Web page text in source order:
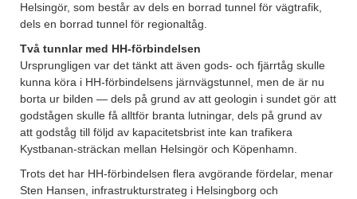
Helsingör, som består av dels en borrad tunnel för vägtrafik,
dels en borrad tunnel för regionaltåg.
Två tunnlar med HH-förbindelsen
Ursprungligen var det tänkt att även gods- och fjärrtåg skulle
kunna köra i HH-förbindelsens järnvägstunnel, men de är nu
borta ur bilden — dels på grund av att geologin i sundet gör att
godstågen skulle få alltför branta lutningar, dels på grund av
att godståg till följd av kapacitetsbrist inte kan trafikera
Kystbanan-sträckan mellan Helsingör och Köpenhamn.
Trots det har HH-förbindelsen flera avgörande fördelar, menar
Sten Hansen, infrastrukturstrateg i Helsingborg och